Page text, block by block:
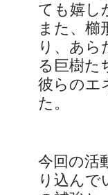
ても嬉し
また、櫛
り、あら
る巨樹た
彼らのエ
た。
今回の活
り込んで